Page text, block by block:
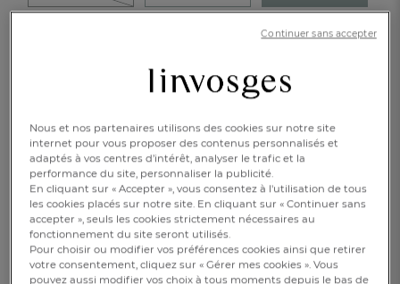
1 AJOUTER AU PANIER
RÉSERVER EN BOUTIQUE
Nous et nos partenaires utilisons des cookies sur notre site
internet pour vous proposer des contenus personnalisés et
adaptés à vos centres d’intérêt, analyser le trafic et la
performance du site, personnaliser la publicité.
En cliquant sur « Accepter », vous consentez à l'utilisation de tous
les cookies placés sur notre site. En cliquant sur « Continuer sans
accepter », seuls les cookies strictement nécessaires au
fonctionnement du site seront utilisés.
Pour choisir ou modifier vos préférences cookies ainsi que retirer
votre consentement, cliquez sur « Gérer mes cookies ». Vous
pouvez aussi modifier vos choix à tous moments depuis le bas de
Continuer sans accepter